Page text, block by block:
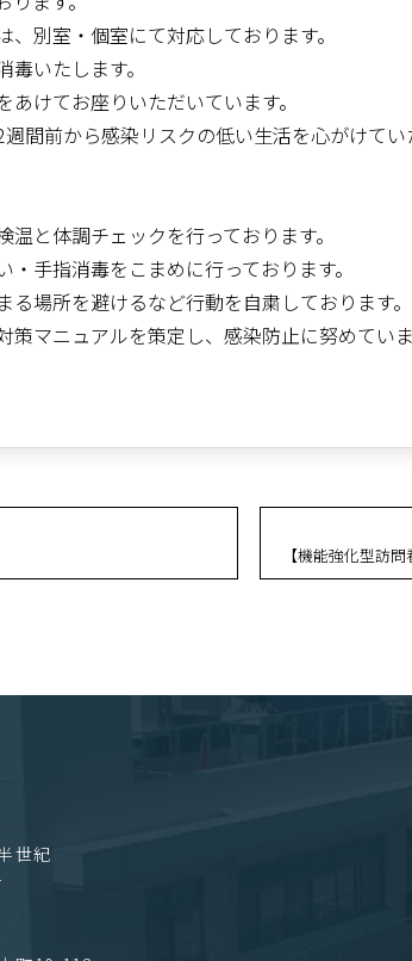
別室・個室にて対応しております。
いたします。
けてお座りいただいています。
間前から感染リスクの低い生活を心がけて
と体調チェックを行っております。
手指消毒をこまめに行っております。
場所を避けるなど行動を自粛しております。
マニュアルを策定し、感染防止に努めていま
【機能強化型訪
世紀